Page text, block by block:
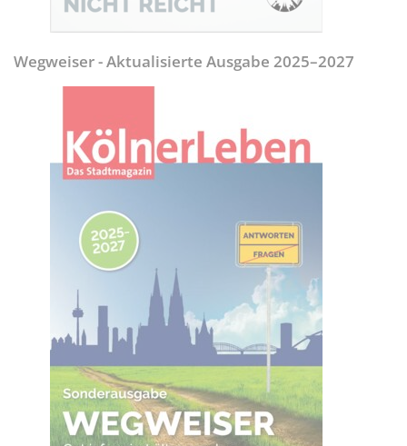
Wegweiser - Aktualisierte Ausgabe 2025–2027